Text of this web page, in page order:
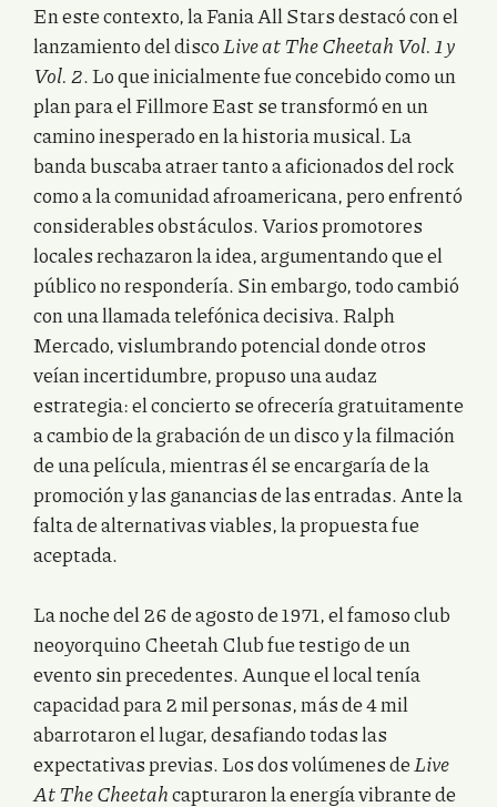
En este contexto, la Fania All Stars destacó con el
lanzamiento del discoLive at The Cheetah Vol. 1 y
Vol. 2. Lo que inicialmente fue concebido como un
plan para el Fillmore East se transformó en un
camino inesperado en la historia musical. La
banda buscaba atraer tanto a aficionados del rock
como a la comunidad afroamericana, pero enfrentó
considerables obstáculos. Varios promotores
locales rechazaron la idea, argumentando que el
público no respondería. Sin embargo, todo cambió
con una llamada telefónica decisiva. Ralph
Mercado, vislumbrando potencial donde otros
veían incertidumbre, propuso una audaz
estrategia: el concierto se ofrecería gratuitamente
a cambio de la grabación de un disco y la filmación
de una película, mientras él se encargaría de la
promoción y las ganancias de las entradas. Ante la
falta de alternativas viables, la propuesta fue
aceptada.
La noche del 26 de agosto de 1971, el famoso club
neoyorquino Cheetah Club fue testigo de un
evento sin precedentes. Aunque el local tenía
capacidad para 2 mil personas, más de 4 mil
abarrotaron el lugar, desafiando todas las
expectativas previas. Los dos volúmenes deLive
At The Cheetahcapturaron la energía vibrante de